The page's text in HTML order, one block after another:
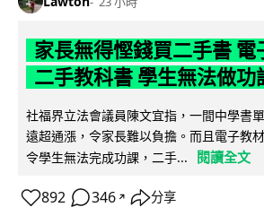
家長無得慳錢買二手書 電
二手教科書 學生無法做功
社福界立法會議員陳文宜指，一間中學書
遠超通漲，令家長難以負擔。而且電子教
令學生無法完成功課，二手...
閱讀全文
892 346 ↗ 分享